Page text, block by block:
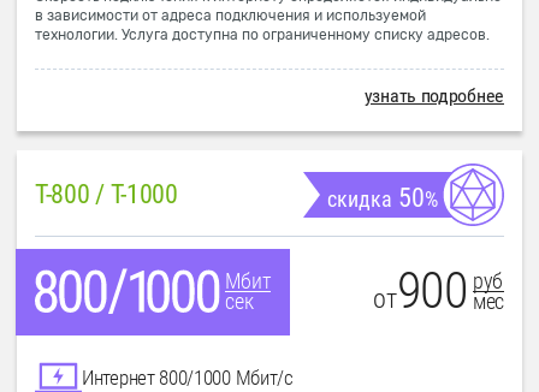
в зависимости от адреса подключения и используемой
технологии. Услуга доступна по ограниченному списку адресов.
узнать подробнее
T-800 / T-1000 скидка 50%
Мбит
сек
от900 руб
мес
Интернет 800/1000 Мбит/с